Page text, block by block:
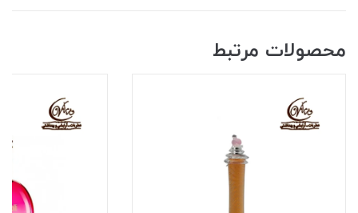
محصولات مرتبط